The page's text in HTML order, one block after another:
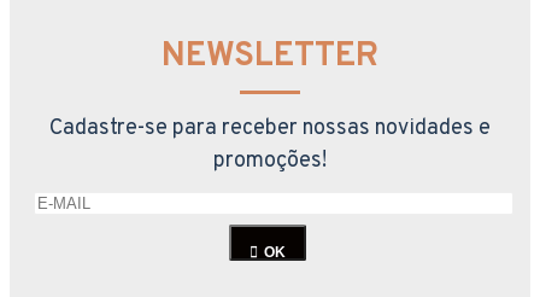
NEWSLETTER
Cadastre-se para receber nossas novidades e
promoções!
OK